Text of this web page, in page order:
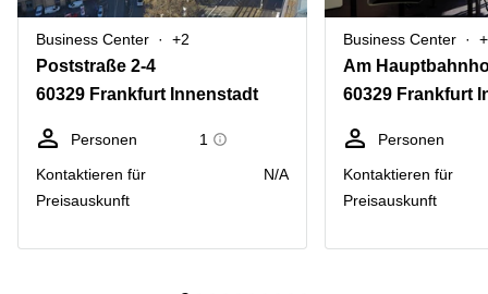
Business Center +2
Poststraße 2-4
60329 Frankfurt Innenstadt
Personen
1
Kontaktieren für
Preisauskunft
N/A
Business Center
Am
60329 Frankfurt
Personen
Kontaktieren für
Preisauskunft